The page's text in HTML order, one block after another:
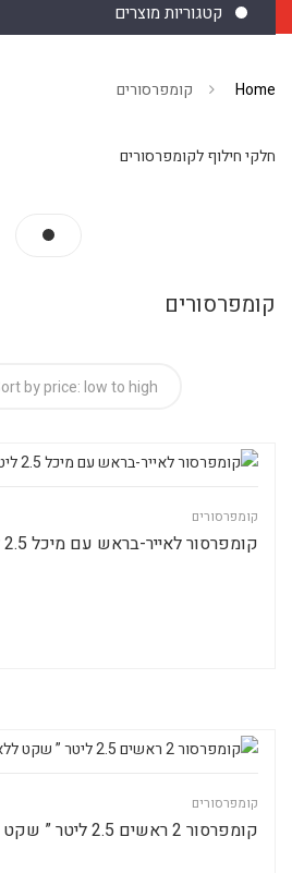
קטגוריות מוצרים
Home קומפרסורים
חלקי חילוף לקומפרסורים
קומפרסורים
קומפרסורים
קומפרסור לאייר-בראש עם מיכל 2.5 ליטר
קומפרסורים
קומפרסור 2 ראשים 2.5 ליטר ” שקט ללא שמן “